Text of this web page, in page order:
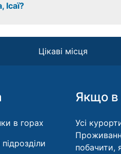
Цікаві місця
в горах
підрозділи
Якщо в
Усі
побачити,